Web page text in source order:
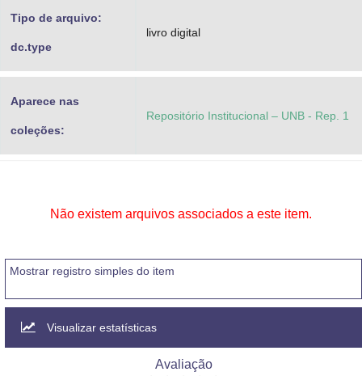
Tipo de arquivo:
dc.type
livro digital
Aparece nas
coleções:
Repositório Institucional – UNB - Rep. 1
Não existem arquivos associados a este item.
Mostrar registro simples do item
Visualizar estatísticas
Avaliação